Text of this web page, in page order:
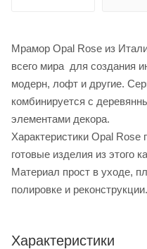
Мрамор Opal Rose из
всего мира для создания
модерн, лофт и другие.
комбинируется с
элементами декора.
Характеристики Opal Rose
готовые изделия из этого
Материал прост в уходе,
полировке и реконструкции.
Характеристики